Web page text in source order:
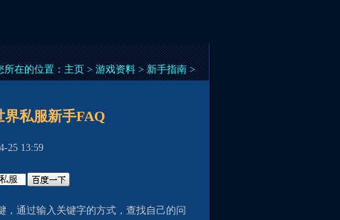
所在的位置：主页>游戏资料>新手指南>
界私服新手FAQ
25 13:59
通过输入关键字的方式，查找自己的问